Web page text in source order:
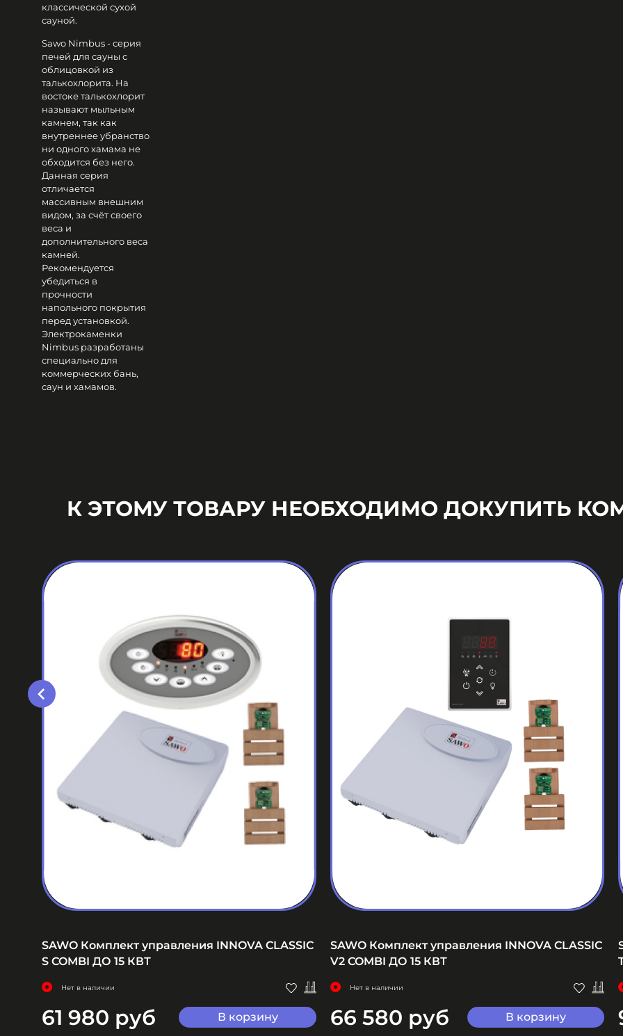
классической сухой
сауной.
Sawo Nimbus - серия
печей для сауны с
облицовкой из
талькохлорита. На
востоке талькохлорит
называют мыльным
камнем, так как
внутреннее убранство
ни одного хамама не
обходится без него.
Данная серия
отличается
массивным внешним
видом, за счёт своего
веса и
дополнительного веса
камней.
Рекомендуется
убедиться в
прочности
напольного покрытия
перед установкой.
Электрокаменки
Nimbus разработаны
специально для
коммерческих бань,
саун и хамамов.
К ЭТОМУ ТОВАРУ НЕОБХОДИМО ДОКУПИТЬ
SAWO Комплект управления INNOVA CLASSIC
S COMBI ДО 15 КВТ
Нет в наличии
61 980 руб В корзину
SAWO Комплект управления INNOVA CLASSIC
V2 COMBI ДО 15 КВТ
Нет в наличии
66 580 руб В корзину